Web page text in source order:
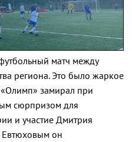
матч между
региона. Это было жаркое
«Олимп» замирал при
сюрпризом для
и участие Дмитрия
Евтюховым он